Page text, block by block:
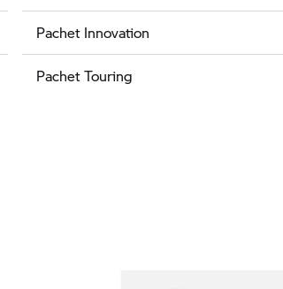
Pachet Innovation
Pachet Touring